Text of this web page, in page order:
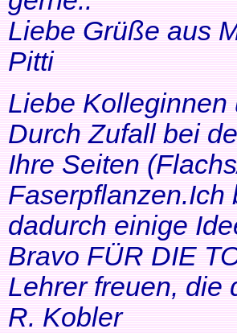
Liebe Grüße aus
Pitti
Liebe Kolleginnen
Durch Zufall bei
Ihre Seiten
Faserpflanzen.Ich
dadurch einige
Bravo FÜR DIE
Lehrer freuen, die
R. Kobler